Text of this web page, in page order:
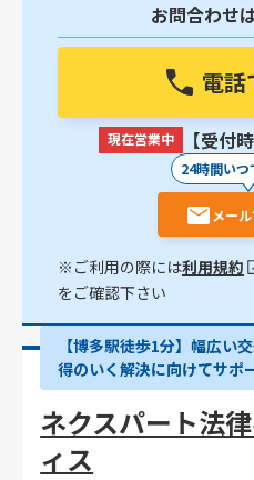
お問合わせ
電話
現在営業中 【受付
24時間い
メー
※ご利用の際には利用規約
をご確認下さい
【博多駅徒歩1分】幅広い
得のいく解決に向けてサポ
ネクスパート法
ィス